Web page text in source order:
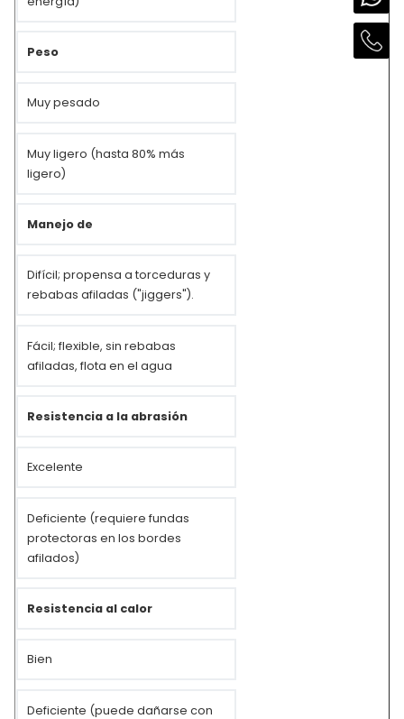
Peso
Muy pesado
Muy ligero (hasta 80% más
ligero)
Manejo de
Difícil; propensa a torceduras y
rebabas afiladas ("jiggers").
Fácil; flexible, sin rebabas
afiladas, flota en el agua
Resistencia a la abrasión
Excelente
Deficiente (requiere fundas
protectoras en los bordes
afilados)
Resistencia al calor
Bien
Deficiente (puede dañarse con